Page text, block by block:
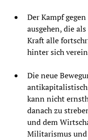
Der Kampf
ausgehen, die
Kraft alle
hinter sich
Die neue
kann nicht
danach zu
und dem
Militarismus und